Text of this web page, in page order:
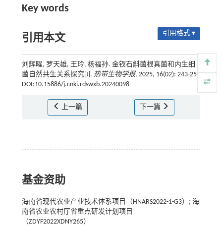
Key words
引用本文 引用格式 ▾
刘辉曜, 罗天雄, 王玲, 杨福孙. 金钗石斛菌根真菌和内生细
菌自然共生关系探究[J]. 热带生物学报, 2025, 16(02): 243-253
DOI:10.15886/j.cnki.rdswxb.20240098
上一篇 下一篇
基金资助
海南省现代农业产业技术体系项目（HNARS2022-1-G3）; 海
南省农业农村厅省重点研发计划项目
（ZDYF2022XDNY265）